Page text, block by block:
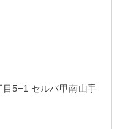
5−1 セルバ甲南山手